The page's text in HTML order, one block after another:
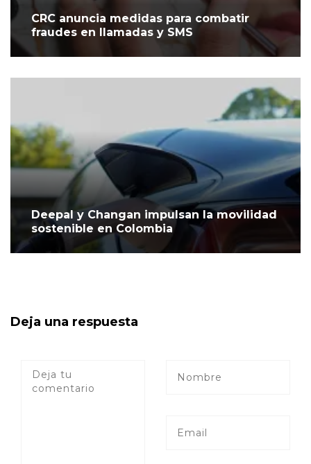
CRC anuncia medidas para combatir
fraudes en llamadas y SMS
Deepal y Changan impulsan la movilidad
sostenible en Colombia
Deja una respuesta